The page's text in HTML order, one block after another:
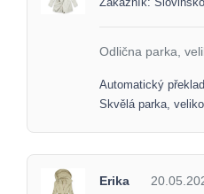
Odlična parka,
Automatický
Skvělá parka,
Erika